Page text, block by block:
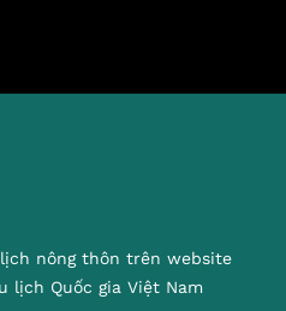
nông thôn trên website
lịch Quốc gia Việt Nam